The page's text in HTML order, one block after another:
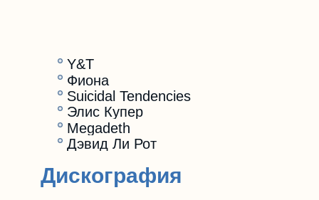
Y&T
Фиона
Suicidal Tendencies
Элис Купер
Megadeth
Дэвид Ли Рот
Дискография